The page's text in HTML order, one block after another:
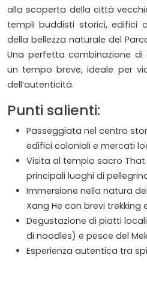
alla scoperta della città
templi buddisti storici, edifici
della bellezza naturale del
Una perfetta combinazione
un tempo breve, ideale per
dell’autenticità.
Punti salienti:
Passeggiata nel centro
edifici coloniali e mercati
Visita al tempio sacro That
principali luoghi di
Immersione nella natura
Xang He con brevi
Degustazione di piatti
di noodles) e pesce del
Esperienza autentica tra